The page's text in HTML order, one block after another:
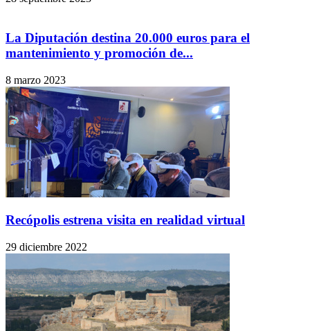
La Diputación destina 20.000 euros para el
mantenimiento y promoción de...
8 marzo 2023
Recópolis estrena visita en realidad virtual
29 diciembre 2022